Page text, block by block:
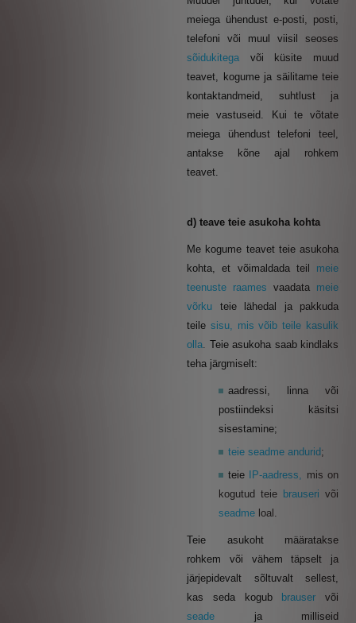
meiega ühendust e-posti, posti,
telefoni või muul viisil seoses
sõidukitega või küsite muud
teavet, kogume ja säilitame teie
kontaktandmeid, suhtlust ja
meie vastuseid. Kui te võtate
meiega ühendust telefoni teel,
antakse kõne ajal rohkem
teavet.
d) teave teie asukoha kohta
Me kogume teavet teie asukoha
kohta, et võimaldada teil meie
teenuste raames vaadata meie
võrku teie lähedal ja pakkuda
teile sisu, mis võib teile kasulik
olla. Teie asukoha saab kindlaks
teha järgmiselt:
aadressi, linna või
postiindeksi käsitsi
sisestamine;
teie seadme andurid ;
teie
IP-aadress, mis on
kogutud teie brauseri või
seadme loal.
Teie asukoht määratakse
rohkem või vähem täpselt ja
järjepidevalt sõltuvalt sellest,
kas seda kogub
brauser või
seade ja milliseid